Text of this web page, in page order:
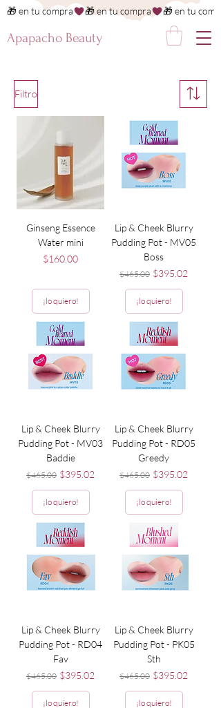
Apapacho Beauty
🎁 en tu compra
Filtro
Ginseng Essence
Water mini
Precio
$160.00
¡lo quiero!
Lip & Cheek Blurry
Pudding Pot - MV05
Boss
Precio
$465.00 Precio de oferta
$395.02
¡lo quiero!
Lip & Cheek Blurry
Pudding Pot - MV03
Baddie
Precio
$465.00 Precio de oferta
$395.02
¡lo quiero!
Lip & Cheek Blurry
Pudding Pot - RD05
Greedy
Precio
$465.00 Precio de oferta
$395.02
¡lo quiero!
Lip & Cheek Blurry
Pudding Pot - RD04
Fav
Precio
$465.00 Precio de oferta
$395.02
¡lo quiero!
Lip & Cheek Blurry
Pudding Pot - PK05
Sth
Precio
$465.00 Precio de oferta
$395.02
¡lo quiero!